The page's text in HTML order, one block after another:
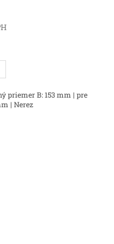
priemer B: 153 mm | pre
| Nerez